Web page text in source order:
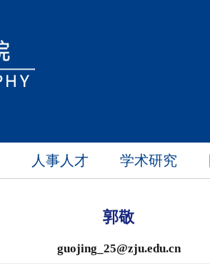
人事人才 学术研究
郭敬
guojing_25@zju.edu.cn